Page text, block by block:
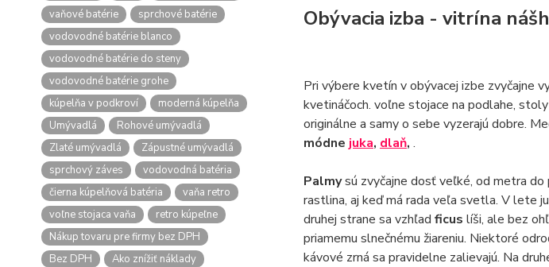
vaňové batérie
sprchové batérie
vodovodné batérie blanco
vodovodné batérie do steny
vodovodné batérie grohe
kúpelňa v podkroví
moderná kúpelňa
Umývadlá
Rohové umývadlá
Zlaté umývadlá
Zápustné umývadlá
sprchový záves
vodovodná batéria
čierna kúpelňová batéria
vaňa retro
voľne stojaca vaňa
retro kúpeľne
Nákup tovaru pre firmy bez DPH
Bez DPH
Ako znížiť náklady
Obývacia izba - vitrína
Pri výbere kvetín v obývacej izbe zvyčajne
kvetináčoch. voľne stojace na podlahe,
originálne a samy o sebe vyzerajú dobre.
módne juka, dlaň, .
Palmysú zvyčajne dosť veľké, od metra
rastlina, aj keď má rada veľa svetla. V lete
druhej strane sa vzhľad ficus líši, ale bez
priamemu slnečnému žiareniu. Niektoré
kávové zrná sa pravidelne zalievajú. Na